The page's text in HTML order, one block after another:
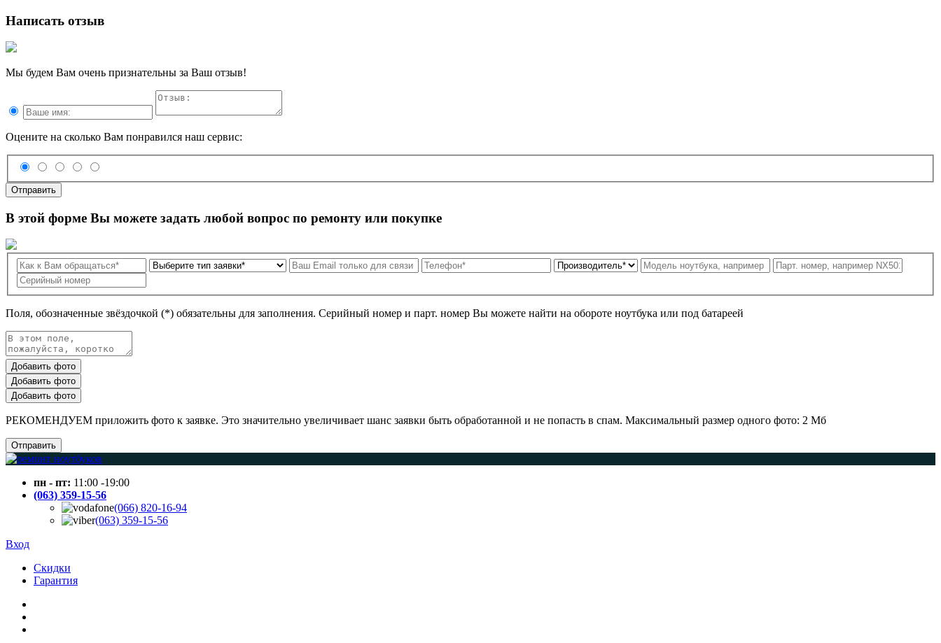
Написать отзыв
Мы будем Вам очень признательны за Ваш отзыв!
Оцените на сколько Вам понравился наш сервис:
Отправить
В этой форме Вы можете задать любой вопрос по ремонту или покупке
Поля, обозначенные звёздочкой (*) обязательны для заполнения. Серийный номер и парт. номер Вы можете найти на обороте ноутбука или под батареей
Добавить фото
Добавить фото
Добавить фото
РЕКОМЕНДУЕМ приложить фото к заявке. Это значительно увеличивает шанс заявки быть обработанной и не попасть в спам. Максимальный размер одного фото: 2 Мб
Отправить
пн - пт: 11:00 -19:00
(063) 359-15-56
(066) 820-16-94
(063) 359-15-56
Вход
Скидки
Гарантия